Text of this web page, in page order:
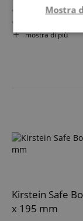
Alta
Valvole
mostra di più
Kirstein Safe
x 195 mm
Mostra